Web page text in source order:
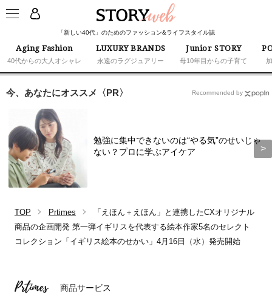
「新しい40代」のためのファッション&ライフスタイル誌
Aging Fashion
40代からの大人オシャレ
LUXURY BRANDS
永遠のラグジュアリー
Junior STORY
母10年目からの子育て
今、あなたにオススメ〈PR〉
勉強に集中できないのは“やる気”のせいじゃ
ない？プロに学ぶアイケア
Recommended by
TOP Prtimes
「えほん＋えほん」と連携したCXオリジナル
商品の企画開発 第一弾イギリスを代表する絵本作家5名のセレクト
コレクション「イギリス絵本のせかい」4月16日（水）発売開始
Prtimes 商品サービス